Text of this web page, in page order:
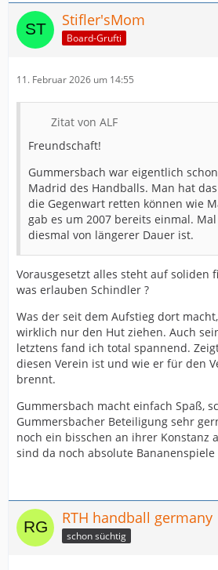
Stifler'sMom
Board-Grufti
11. Februar 2026 um 14:55
Zitat von ALF
Freundschaft!
Gummersbach war eigentlich
Madrid des Handballs. Man hat
die Gegenwart retten können wie
gab es um 2007 bereits einmal.
diesmal von längerer Dauer ist.
Vorausgesetzt alles steht auf soliden
was erlauben Schindler ?
Was der seit dem Aufstieg dort
wirklich nur den Hut ziehen. Auch
letztens fand ich total spannend.
diesen Verein ist und wie er für den
brennt.
Gummersbach macht einfach Spaß,
Gummersbacher Beteiligung sehr
noch ein bisschen an ihrer Konstanz
sind da noch absolute Bananenspiele
RTH handball germany
schon süchtig